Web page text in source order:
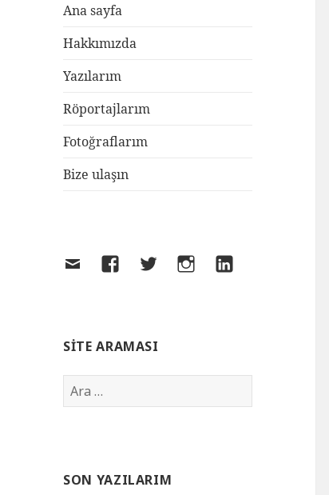
Ana sayfa
Hakkımızda
Yazılarım
Röportajlarım
Fotoğraflarım
Bize ulaşın
SITE ARAMASI
SON YAZILARIM